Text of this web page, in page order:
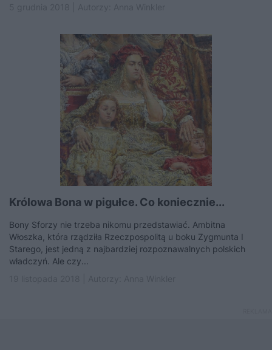
Królowa Bona w pigułce. Co koniecznie...
Bony Sforzy nie trzeba nikomu przedstawiać. Ambitna
Włoszka, która rządziła Rzeczpospolitą u boku Zygmunta I
Starego, jest jedną z najbardziej rozpoznawalnych polskich
władczyń. Ale czy...